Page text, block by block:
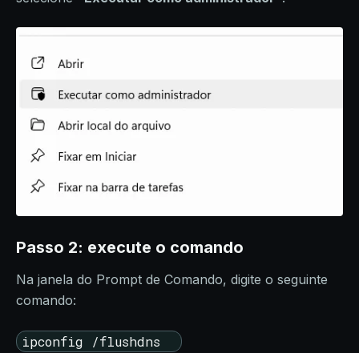
Passo 2: execute o comando
Na janela do Prompt de Comando, digite o seguinte
comando:
ipconfig /flushdns